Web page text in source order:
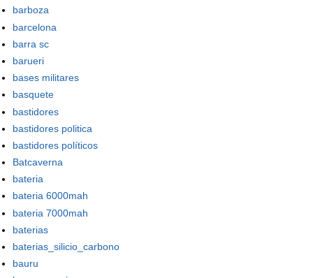
barboza
barcelona
barra sc
barueri
bases militares
basquete
bastidores
bastidores politica
bastidores políticos
Batcaverna
bateria
bateria 6000mah
bateria 7000mah
baterias
baterias_silicio_carbono
bauru